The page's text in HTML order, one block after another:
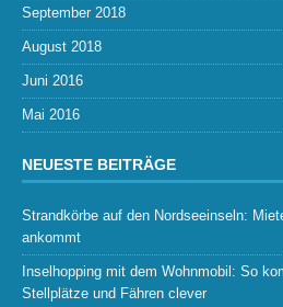
September 2018
August 2018
Juni 2016
Mai 2016
NEUESTE BEITRÄGE
Strandkörbe auf den Nordseeinseln:
ankommt
Inselhopping mit dem Wohnmobil: So
Stellplätze und Fähren clever